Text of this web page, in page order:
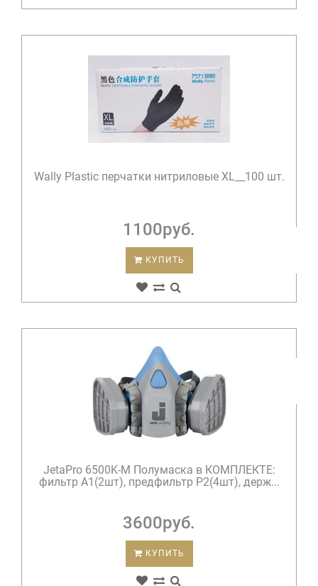
Wally Plastic перчатки нитриловые XL__100 шт.
1100руб.
КУПИТЬ
JetaPro 6500K-М Полумаска в КОМПЛЕКТЕ:
фильтр A1(2шт), предфильтр P2(4шт), держ...
3600руб.
КУПИТЬ